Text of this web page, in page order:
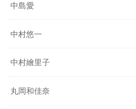
中島愛
中村悠一
中村繪里子
丸岡和佳奈